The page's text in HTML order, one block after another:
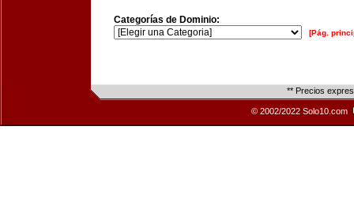
Categorías de Dominio:
[Pág.
** Precios
© 2002/2022 Solo10.com